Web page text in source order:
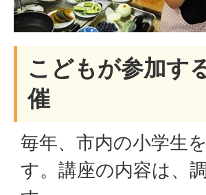
こどもが参加す
催
毎年、市内の小学生
す。講座の内容は、